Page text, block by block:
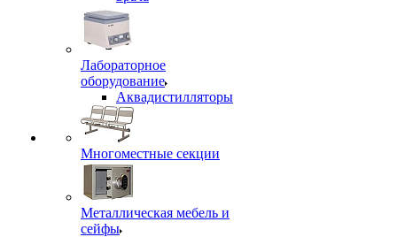
Лабораторное
оборудование
Аквадистилляторы
Многоместные секции
Металлическая мебель и
сейфы